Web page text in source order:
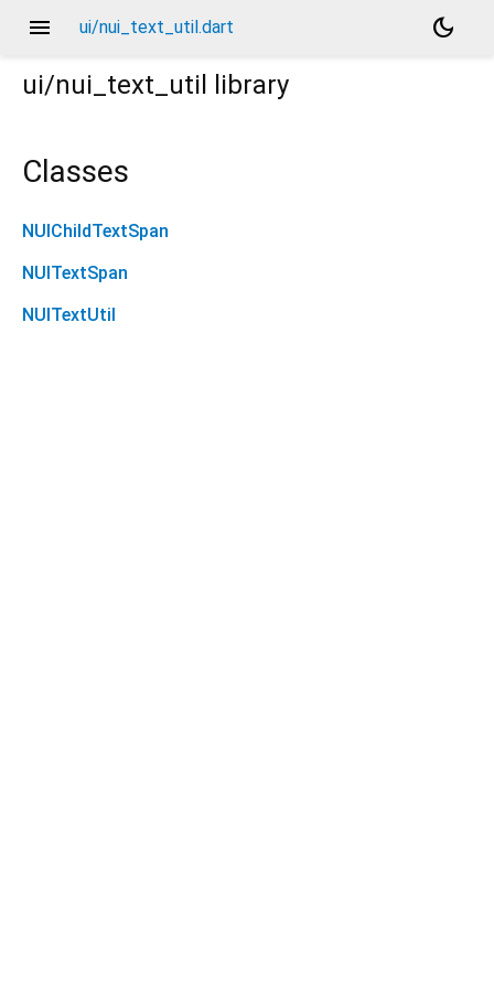
menu ui/nui_text_util.dart
dark_mode
ui/nui_text_util
library
Classes
NUIChildTextSpan
NUITextSpan
NUITextUtil